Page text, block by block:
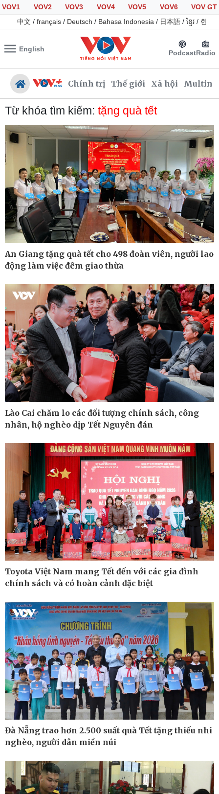
VOV1 VOV2 VOV3 VOV4 VOV5 VOV6
VOV GT
中文 / français / Deutsch / Bahasa Indonesia / 日本語 / ខ្មែរ / 한국
English PodcastRadio
Chính trị Thế giới Xã hội
Chính trị
Tổ chức nhân sự
Quốc hội
Nhận diện sự thật
Xã hội
Tin 24h
Dự báo thời tiết
Giáo dục
Dấu ấn VOV
Việc làm
Biển đảo
Thế giới
Quan sát
Cuộc sống đó đây
Hồ sơ
Multimedia
Ảnh
Video
E-Magazine
Infographic
Kinh tế
Bất động sản
Khởi nghiệp
Thị trường
Tiêu dùng
Giá vàng
Chứng khoán
Xổ số 3 miền
Pháp luật
Vụ án
Tin nóng
Tư vấn luật
Thể thao
Bóng đá Việt Nam
Bóng đá quốc tế
Thế giới thể thao
Lịch thi đấu bóng đá
Từ khóa tìm kiếm: tặng quà tết
An Giang tặng quà tết cho 498 đoàn viên, người lao
động làm việc đêm giao thừa
Lào Cai chăm lo các đối tượng chính sách, công
nhân, hộ nghèo dịp Tết Nguyên đán
Toyota Việt Nam mang Tết đến với các gia đình
chính sách và có hoàn cảnh đặc biệt
Đà Nẵng trao hơn 2.500 suất quà Tết tặng thiếu nhi
nghèo, người dân miền núi